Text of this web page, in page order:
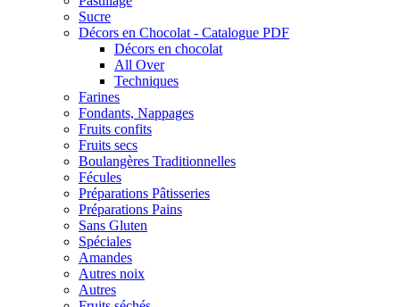
Sucre
Décors en Chocolat - Catalogue PDF
Décors en chocolat
All Over
Techniques
Farines
Fondants, Nappages
Fruits confits
Fruits secs
Boulangères Traditionnelles
Fécules
Préparations Pâtisseries
Préparations Pains
Sans Gluten
Spéciales
Amandes
Autres noix
Autres